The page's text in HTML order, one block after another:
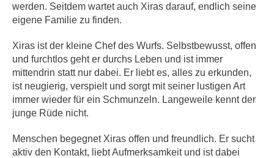
werden. Seitdem wartet auch Xiras darauf, endlich seine
eigene Familie zu finden.
Xiras ist der kleine Chef des Wurfs. Selbstbewusst, offen
und furchtlos geht er durchs Leben und ist immer
mittendrin statt nur dabei. Er liebt es, alles zu erkunden,
ist neugierig, verspielt und sorgt mit seiner lustigen Art
immer wieder für ein Schmunzeln. Langeweile kennt der
junge Rüde nicht.
Menschen begegnet Xiras offen und freundlich. Er sucht
aktiv den Kontakt, liebt Aufmerksamkeit und ist dabei